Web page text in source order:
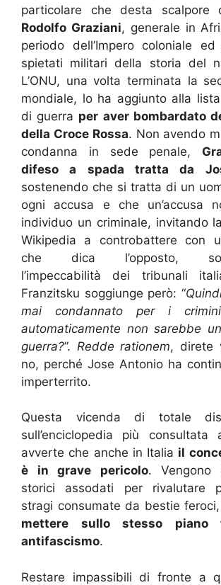
particolare che desta scalpore
Rodolfo Graziani, generale in
periodo dell’Impero coloniale
spietati militari della storia del
L’ONU, una volta terminata la
mondiale, lo ha aggiunto alla
di guerra per aver bombardato
della Croce Rossa. Non avendo
condanna in sede penale,
difeso a spada tratta da
sostenendo che si tratta di un
ogni accusa e che un’accusa
individuo un criminale, invitando
Wikipedia a controbattere con
che dica l’opposto,
l’impeccabilità dei tribunali
Franzitsku soggiunge però: “
mai condannato per i crimini
automaticamente non sarebbe
guerra?”. Redde rationem, direte
no, perché Jose Antonio ha
imperterrito.
Questa vicenda di totale
sull’enciclopedia più
avverte che anche in Italia il
è in grave pericolo. Vengono
storici assodati per rivalutare
stragi consumate da bestie feroci,
mettere sullo stesso piano
antifascismo.
Restare impassibili di fronte a